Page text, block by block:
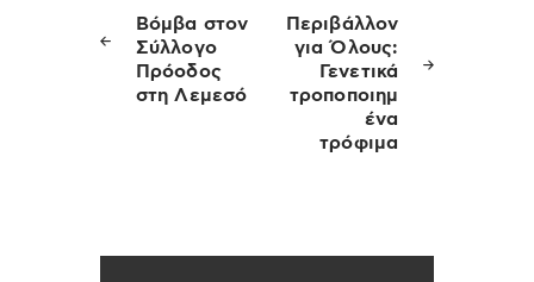
άρθρων
Βόμβα στον
Σύλλογο
Πρόοδος
στη Λεμεσό
Περιβάλλον
για Όλους:
Γενετικά
τροποποιημ
ένα
τρόφιμα